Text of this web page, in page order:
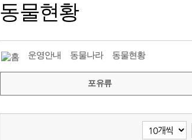
동물현황
운영안내 동물나라 동물현황
포유류